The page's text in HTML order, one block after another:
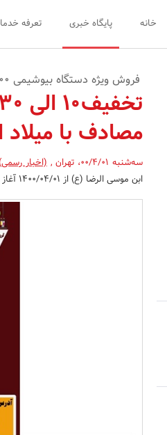
خانه پایگاه خبری تعرفه
فروش ویژه دستگاه بیوشیمی BC 1200
مصادف با
سه‌شنبه 00/4/01 ، تهران ,(اخبار
ابن موسی الرضا (ع) از 1400/04/01 آغاز وتا 1400/06/31 ادامه دارد.